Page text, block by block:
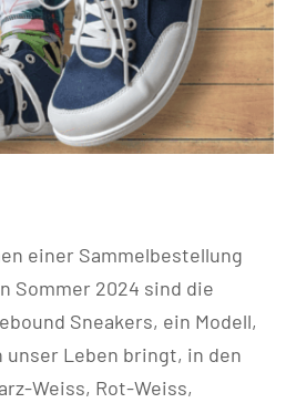
einer Sammelbestellung
Sommer 2024 sind die
Sneakers, ein Modell,
unser Leben bringt, in den
Weiss, Rot-Weiss,